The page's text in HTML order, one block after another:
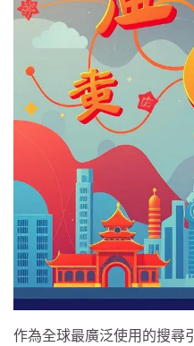
作為全球最廣泛使用的搜尋